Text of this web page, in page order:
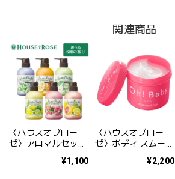
関連商品
〈ハウスオブロー
ゼ〉アロマルセット
バブルバス 350ml
¥1,100
〈ハウスオブロー
ゼ〉ボディ スムーザ
¥2,200